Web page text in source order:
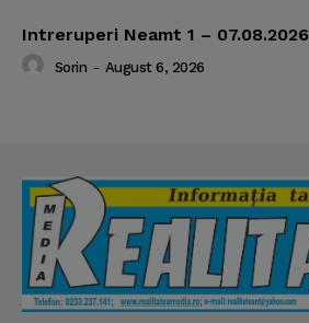
Intreruperi Neamt 1 – 07.08.2026
Sorin - August 6, 2026